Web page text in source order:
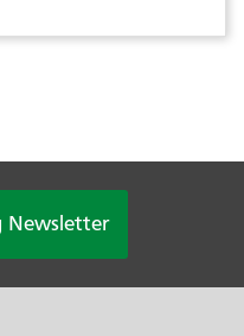
Newsletter